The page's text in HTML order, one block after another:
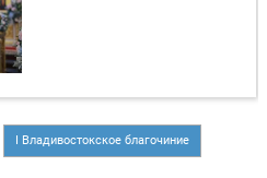
I Владивостокское благочиние